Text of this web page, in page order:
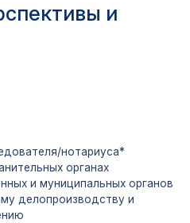
Очная: 90 000 ₽/
баз)
Заочная: 38 000 ₽/
обоих баз)
и
нотариуса*
органах
и муниципальных органов
делопроизводству и